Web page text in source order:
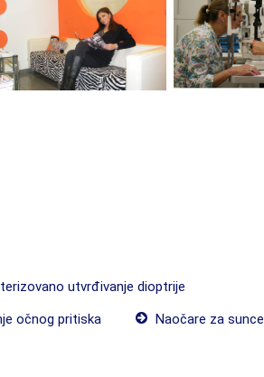
utvrđivanje dioptrije
očnog pritiska
Naočare za sunce